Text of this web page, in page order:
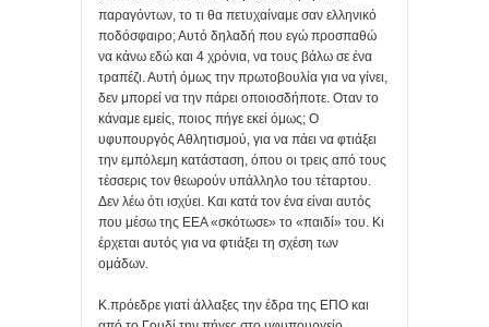
παραγόντων, το τι θα πετυχαίναμε σαν ελληνικό
ποδόσφαιρο; Αυτό δηλαδή που εγώ προσπαθώ
να κάνω εδώ και 4 χρόνια, να τους βάλω σε ένα
τραπέζι. Αυτή όμως την πρωτοβουλία για να γίνει,
δεν μπορεί να την πάρει οποιοσδήποτε. Οταν το
κάναμε εμείς, ποιος πήγε εκεί όμως; Ο
υφυπουργός Αθλητισμού, για να πάει να φτιάξει
την εμπόλεμη κατάσταση, όπου οι τρεις από τους
τέσσερις τον θεωρούν υπάλληλο του τέταρτου.
Δεν λέω ότι ισχύει. Και κατά τον ένα είναι αυτός
που μέσω της ΕΕΑ «σκότωσε» το «παιδί» του. Κι
έρχεται αυτός για να φτιάξει τη σχέση των
ομάδων.
Κ.πρόεδρε γιατί άλλαξες την έδρα της ΕΠΟ και